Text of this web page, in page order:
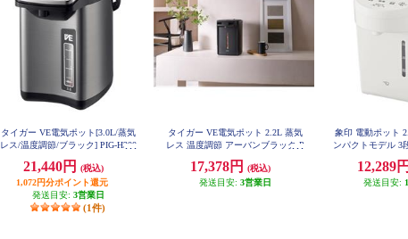
タイガー VE電気ポット[3.0L/蒸気
レス/温度調節/ブラック] PIG-H300
21,440円
(税込)
1,072円分ポイント還元
発送目安: 3営業日
(1件)
タイガー VE電気ポット 2.2L 蒸気
レス 温度調節 アーバンブラック P
17,378円
(税込)
発送目安: 3営業日
象印 電動ポット
ンパクトモデル 3
12,289円
発送目安: